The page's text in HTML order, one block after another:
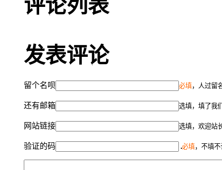
评论列表
发表评论
留个名呗 必填，人过留
还有邮箱 选填，填了我
网站链接 选填，欢迎站
验证的码 必填，不填